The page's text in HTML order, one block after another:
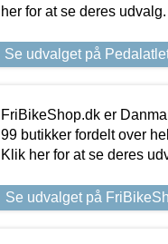
her for at se deres udvalg.
Se udvalget på
FriBikeShop.dk er
99 butikker fordelt over
Klik her for at se deres
Se udvalget på